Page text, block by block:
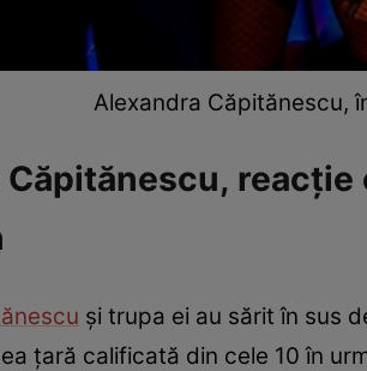
Alexandra Căpitănescu,
și trupa ei au sărit în sus
țară calificată din cele 10 în